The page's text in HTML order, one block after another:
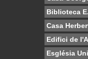
Biblioteca
Casa
Edifici de
Església